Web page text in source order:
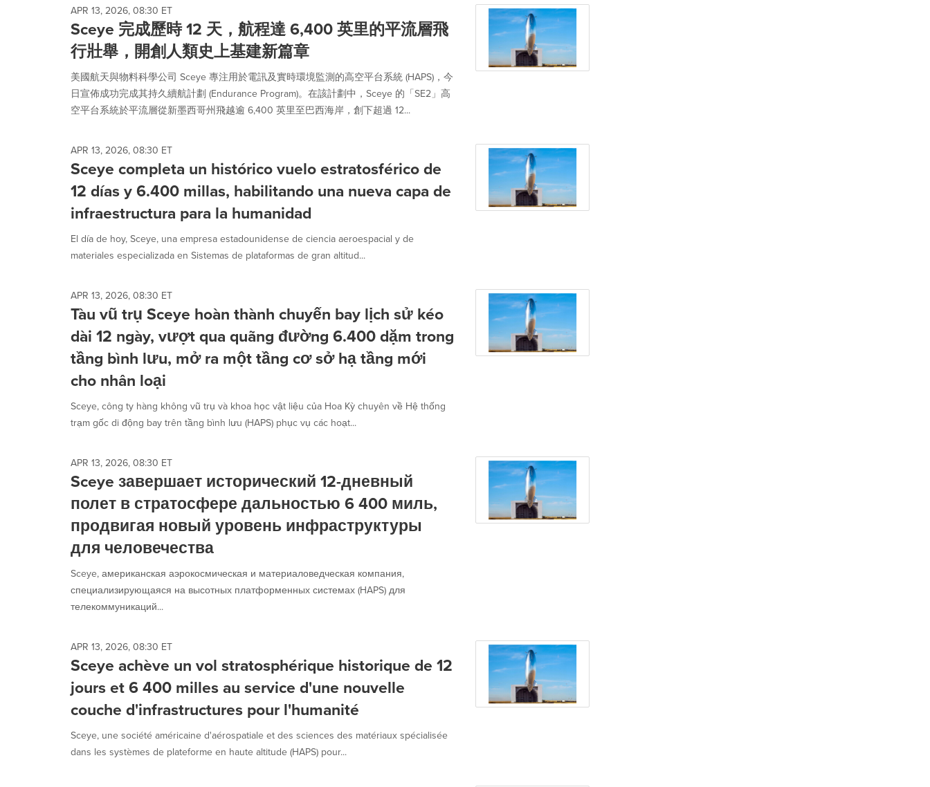
APR 13, 2026, 08:30 ET
Sceye 完成歷時 12 天，航程達 6,400 英里的平流層飛
行壯舉，開創人類史上基建新篇章
美國航天與物料科學公司 Sceye 專注用於電訊及實時環境監測的高空平台系統 (HAPS)，今
日宣佈成功完成其持久續航計劃 (Endurance Program)。在該計劃中，Sceye 的「SE2」高
空平台系統於平流層從新墨西哥州飛越逾 6,400 英里至巴西海岸，創下超過 12...
APR 13, 2026, 08:30 ET
Sceye completa un histórico vuelo estratosférico de
12 días y 6.400 millas, habilitando una nueva capa de
infraestructura para la humanidad
El día de hoy, Sceye, una empresa estadounidense de ciencia aeroespacial y de
materiales especializada en Sistemas de plataformas de gran altitud...
APR 13, 2026, 08:30 ET
Tàu vũ trụ Sceye hoàn thành chuyến bay lịch sử kéo
dài 12 ngày, vượt qua quãng đường 6.400 dặm trong
tầng bình lưu, mở ra một tầng cơ sở hạ tầng mới
cho nhân loại
Sceye, công ty hàng không vũ trụ và khoa học vật liệu của Hoa Kỳ chuyên về Hệ thống
trạm gốc di động bay trên tầng bình lưu (HAPS) phục vụ các hoạt...
APR 13, 2026, 08:30 ET
Sceye завершает исторический 12-дневный
полет в стратосфере дальностью 6 400 миль,
продвигая новый уровень инфраструктуры
для человечества
Sceye, американская аэрокосмическая и материаловедческая компания,
специализирующаяся на высотных платформенных системах (HAPS) для
телекоммуникаций...
APR 13, 2026, 08:30 ET
Sceye achève un vol stratosphérique historique de 12
jours et 6 400 milles au service d'une nouvelle
couche d'infrastructures pour l'humanité
Sceye, une société américaine d'aérospatiale et des sciences des matériaux spécialisée
dans les systèmes de plateforme en haute altitude (HAPS) pour...